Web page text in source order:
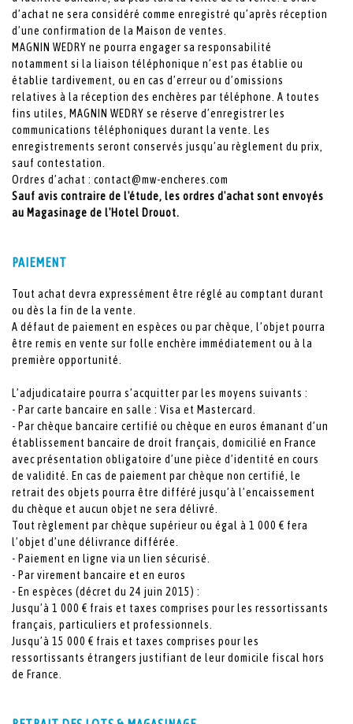
d’achat ne sera considéré comme enregistré qu’après réception
d’une confirmation de la Maison de ventes.
MAGNIN WEDRY ne pourra engager sa responsabilité
notamment si la liaison téléphonique n’est pas établie ou
établie tardivement, ou en cas d’erreur ou d’omissions
relatives à la réception des enchères par téléphone. A toutes
fins utiles, MAGNIN WEDRY se réserve d’enregistrer les
communications téléphoniques durant la vente. Les
enregistrements seront conservés jusqu’au règlement du prix,
sauf contestation.
Ordres d’achat : contact@mw-encheres.com
Sauf avis contraire de l'étude, les ordres d'achat sont envoyés
au Magasinage de l'Hotel Drouot.
PAIEMENT
Tout achat devra expressément être réglé au comptant durant
ou dès la fin de la vente.
A défaut de paiement en espèces ou par chèque, l’objet pourra
être remis en vente sur folle enchère immédiatement ou à la
première opportunité.
L’adjudicataire pourra s’acquitter par les moyens suivants :
- Par carte bancaire en salle : Visa et Mastercard.
- Par chèque bancaire certifié ou chèque en euros émanant d’un
établissement bancaire de droit français, domicilié en France
avec présentation obligatoire d’une pièce d’identité en cours
de validité. En cas de paiement par chèque non certifié, le
retrait des objets pourra être différé jusqu’à l’encaissement
du chèque et aucun objet ne sera délivré.
Tout règlement par chèque supérieur ou égal à 1 000 € fera
l’objet d’une délivrance différée.
- Paiement en ligne via un lien sécurisé.
- Par virement bancaire et en euros
- En espèces (décret du 24 juin 2015) :
Jusqu’à 1 000 € frais et taxes comprises pour les ressortissants
français, particuliers et professionnels.
Jusqu’à 15 000 € frais et taxes comprises pour les
ressortissants étrangers justifiant de leur domicile fiscal hors
de France.